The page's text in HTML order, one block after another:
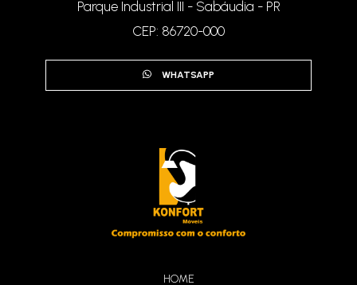
Parque Industrial III - Sabáudia - PR
CEP: 86720-000
WHATSAPP
HOME